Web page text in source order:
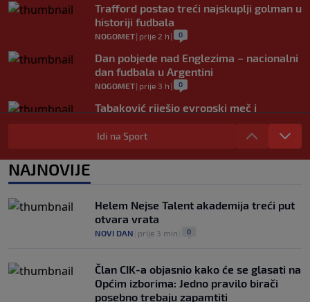
Trafford postao treći najskuplji golman u
historiji fudbala
NOGOMET| prije 2 h | 0
Dan pobjede nad Englezima – nacionalni
dan fudbala u Argentini
NOGOMET| prije 3 h | 0
Tabaković riješio evropski meč i
Salzburgu donio pobjedu (VIDEO)
NOGOMET|6. aug.
Allah, Allah, Allah, Allah… Mohamed
Idi na Sport
NAJNOVIJE
Helem Nejse Talent akademija treći put
otvara vrata
NOVI DAN prije 3 min 0
Član CIK-a objasnio kako će se glasati na
Općim izborima: Jedno pravilo birači
posebno trebaju zapamtiti